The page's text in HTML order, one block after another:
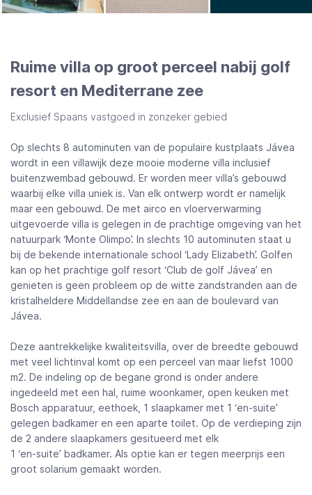
Ruime villa op groot perceel nabij golf
resort en Mediterrane zee
Exclusief Spaans vastgoed in zonzeker gebied
Op slechts 8 autominuten van de populaire kustplaats Jávea
wordt in een villawijk deze mooie moderne villa inclusief
buitenzwembad gebouwd. Er worden meer villa’s gebouwd
waarbij elke villa uniek is. Van elk ontwerp wordt er namelijk
maar een gebouwd. De met airco en vloerverwarming
uitgevoerde villa is gelegen in de prachtige omgeving van het
natuurpark ‘Monte Olimpo’. In slechts 10 autominuten staat u
bij de bekende internationale school ‘Lady Elizabeth’. Golfen
kan op het prachtige golf resort ‘Club de golf Jávea’ en
genieten is geen probleem op de witte zandstranden aan de
kristalheldere Middellandse zee en aan de boulevard van
Jávea.
Deze aantrekkelijke kwaliteitsvilla, over de breedte gebouwd
met veel lichtinval komt op een perceel van maar liefst 1000
m2. De indeling op de begane grond is onder andere
ingedeeld met een hal, ruime woonkamer, open keuken met
Bosch apparatuur, eethoek, 1 slaapkamer met 1 ‘en-suite’
gelegen badkamer en een aparte toilet. Op de verdieping zijn
de 2 andere slaapkamers gesitueerd met elk
1 ‘en-suite’ badkamer. Als optie kan er tegen meerprijs een
groot solarium gemaakt worden.